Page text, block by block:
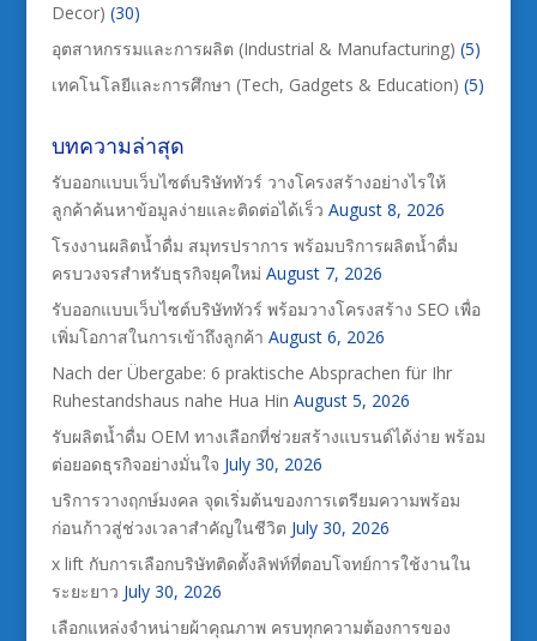
Decor) (30)
อุตสาหกรรมและการผลิต (Industrial & Manufacturing) (5)
เทคโนโลยีและการศึกษา (Tech, Gadgets & Education) (5)
บทความล่าสุด
รับออกแบบเว็บไซต์บริษัททัวร์ วางโครงสร้างอย่างไรให้
ลูกค้าค้นหาข้อมูลง่ายและติดต่อได้เร็ว August 8, 2026
โรงงานผลิตน้ำดื่ม สมุทรปราการ พร้อมบริการผลิตน้ำดื่ม
ครบวงจรสำหรับธุรกิจยุคใหม่ August 7, 2026
รับออกแบบเว็บไซต์บริษัททัวร์ พร้อมวางโครงสร้าง SEO เพื่อ
เพิ่มโอกาสในการเข้าถึงลูกค้า August 6, 2026
Nach der Übergabe: 6 praktische Absprachen für Ihr
Ruhestandshaus nahe Hua Hin August 5, 2026
รับผลิตน้ำดื่ม OEM ทางเลือกที่ช่วยสร้างแบรนด์ได้ง่าย พร้อม
ต่อยอดธุรกิจอย่างมั่นใจ July 30, 2026
บริการวางฤกษ์มงคล จุดเริ่มต้นของการเตรียมความพร้อม
ก่อนก้าวสู่ช่วงเวลาสำคัญในชีวิต July 30, 2026
x lift กับการเลือกบริษัทติดตั้งลิฟท์ที่ตอบโจทย์การใช้งานใน
ระยะยาว July 30, 2026
เลือกแหล่งจำหน่ายผ้าคุณภาพ ครบทุกความต้องการของ